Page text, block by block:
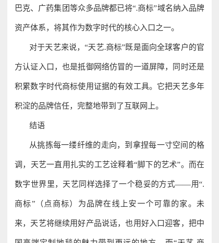
巴克、广药集团等众多品牌都已将“.商标”域名纳入品牌
资产体系，将其作为数字时代的核心入口之一。
对于天艺来说，“天艺.商标”既是面向全球客户的官
方认证入口，也是抵御网络仿冒的一道屏障，同时还是
积累数字时代商标使用证据的有效工具。它把天艺多年
积淀的品牌信任，完整地带到了互联网上。
结语
从挑拣每一缕纤维的走向，到拿捏每一寸空间的格
调，天艺一直用扎实的工艺诠释着“脚下的艺术”。而在
数字世界里，天艺同样选择了一个稳妥的方式——用“.
商标”（点商标）为品牌在线上安一个可靠的家。未
来，天艺将继续用好产品说话，也用好入口迎客，把中